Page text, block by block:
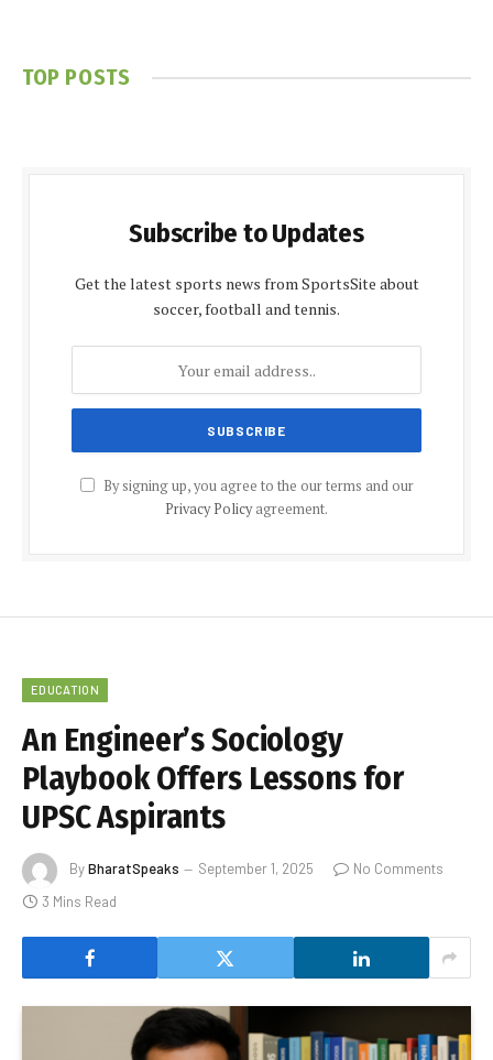
TOP POSTS
Subscribe to Updates
Get the latest sports news from SportsSite about
soccer, football and tennis.
By signing up, you agree to the our terms and our
Privacy Policyagreement.
EDUCATION
An Engineer’s Sociology
Playbook Offers Lessons for
UPSC Aspirants
ByBharatSpeaks September 1, 2025
No Comments
3 Mins Read